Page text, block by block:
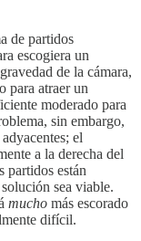
de partidos
escogiera un
de la cámara,
para atraer un
moderado para
sin embargo,
el
a la derecha del
partidos están
sea viable.
mucho más escorado
difícil.